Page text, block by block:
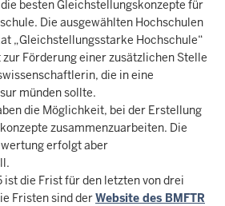
besten Gleichstellungskonzepte für
Die ausgewählten Hochschulen
„Gleichstellungsstarke Hochschule“
Förderung einer zusätzlichen Stelle
die in eine
münden sollte.
die Möglichkeit, bei der Erstellung
zusammenzuarbeiten. Die
erfolgt aber
ist die Frist für den letzten von drei
Fristen sind derWebsite des BMFTR